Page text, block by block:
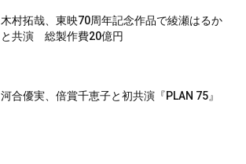
木村拓哉、東映70周年記念作品で綾瀬はるか
と共演 総製作費20億円
河合優実、倍賞千恵子と初共演『PLAN 75』